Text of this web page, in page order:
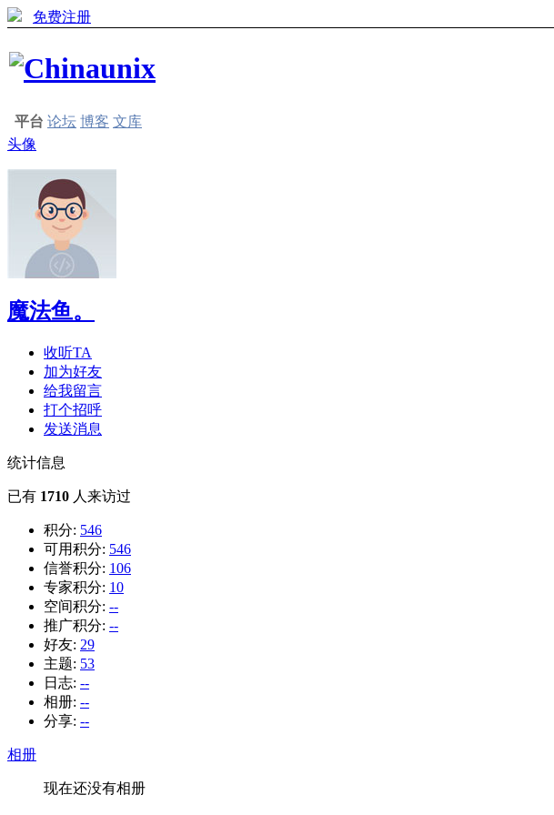
免费注册
平台 论坛 博客 文库
头像
魔法鱼。
收听TA
加为好友
给我留言
打个招呼
发送消息
统计信息
已有 1710 人来访过
积分: 546
可用积分: 546
信誉积分: 106
专家积分: 10
空间积分: --
推广积分: --
好友: 29
主题: 53
日志: --
相册: --
分享: --
相册
现在还没有相册